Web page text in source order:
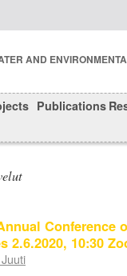
AND
Publications
Conference
2.6.2020, 10:30